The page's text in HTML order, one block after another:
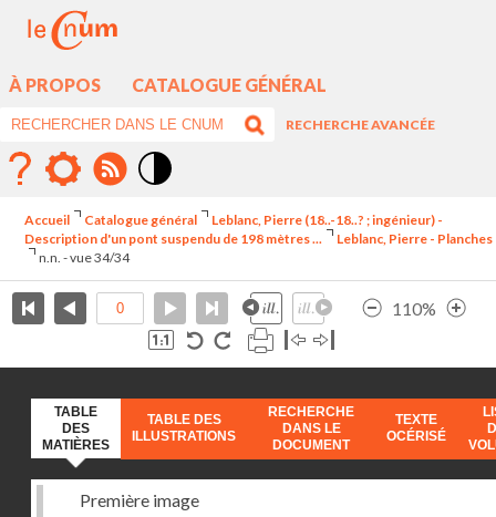
À PROPOS CATALOGUE GÉNÉRAL
RECHERCHE AVANCÉE
élévé
Accueil Catalogue général
Leblanc, Pierre (18..-18..? ; ingénieur) -
Description d'un pont suspendu de 198 mètres ...
Leblanc, Pierre - Planches
n.n. - vue 34/34
110%
TABLE
DES
MATIÈRES
TABLE DES
ILLUSTRATIONS
RECHERCHE
DANS LE
DOCUMENT
TEXTE
OCÉRISÉ
Première image